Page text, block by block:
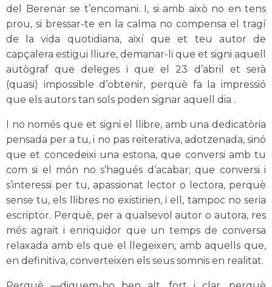
del Berenar se t’encomani. I, si amb això no en tens
prou, si bressar-te en la calma no compensa el tragí
de la vida quotidiana, així que et teu autor de
capçalera estigui lliure, demanar-li que et signi aquell
autògraf que deleges i que el 23 d’abril et serà
(quasi) impossible d’obtenir, perquè fa la impressió
que els autors tan sols poden signar aquell dia .
I no només que et signi el llibre, amb una dedicatòria
pensada per a tu, i no pas reiterativa, adotzenada, sinó
que et concedeixi una estona, que conversi amb tu
com si el món no s’hagués d’acabar; que conversi i
s’interessi per tu, apassionat lector o lectora, perquè
sense tu, els llibres no existirien, i ell, tampoc no seria
escriptor. Perquè, per a qualsevol autor o autora, res
més agraït i enriquidor que un temps de conversa
relaxada amb els que el llegeixen, amb aquells que,
en definitiva, converteixen els seus somnis en realitat.